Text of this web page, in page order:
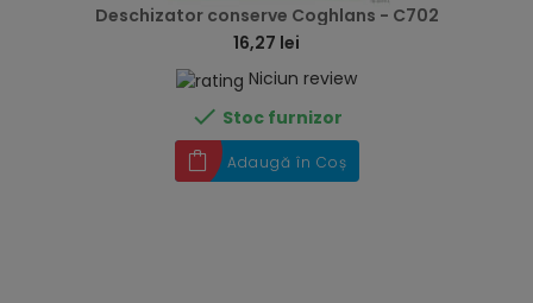
Deschizator conserve Coghlans - C702
16,27 lei
Niciun review
 Stoc furnizor
Adaugă în Coș